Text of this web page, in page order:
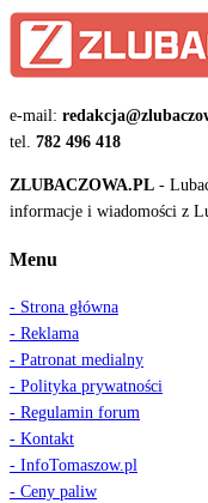
e-mail:
tel. 782 496 418
ZLUBACZOWA.PL -
informacje i wiadomości z
Menu
- Strona główna
- Reklama
- Patronat medialny
- Polityka prywatności
- Regulamin forum
- Kontakt
- InfoTomaszow.pl
- Ceny paliw